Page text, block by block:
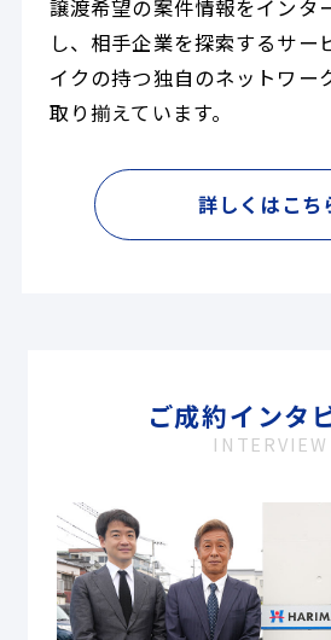
譲渡希望の案件情報をインタ
し、相手企業を探索するサー
イクの持つ独自のネットワー
取り揃えています。
詳しくはこち
ご成約インタ
INTERVIEW